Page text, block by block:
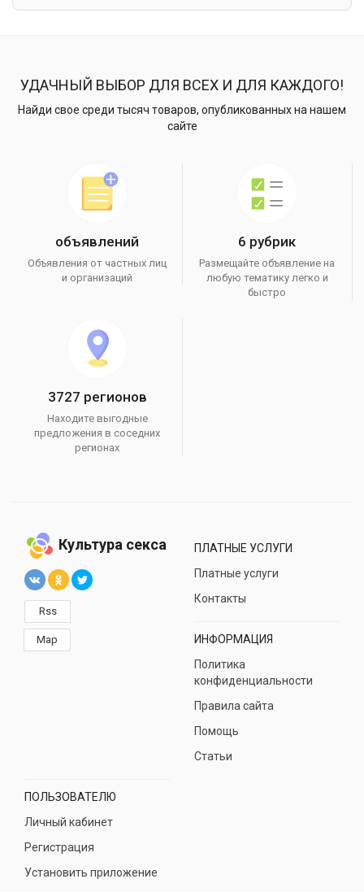
УДАЧНЫЙ ВЫБОР ДЛЯ ВСЕХ И ДЛЯ КАЖДОГО!
Найди свое среди тысяч товаров, опубликованных на нашем
сайте
объявлений
Объявления от частных лиц
и организаций
6 рубрик
Размещайте объявление на
любую тематику легко и
быстро
3727 регионов
Находите выгодные
предложения в соседних
регионах
Культура секса
Rss
Map
ПЛАТНЫЕ УСЛУГИ
Платные услуги
Контакты
ИНФОРМАЦИЯ
Политика
конфиденциальности
Правила сайта
Помощь
Статьи
ПОЛЬЗОВАТЕЛЮ
Личный кабинет
Регистрация
Установить приложение